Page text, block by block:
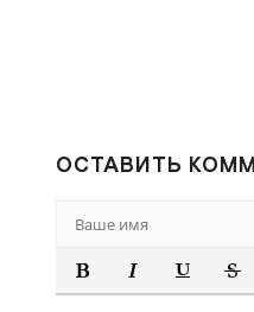
ОСТАВИТЬ
ПОЛУЖИРНЫЙ
КУРСИВ